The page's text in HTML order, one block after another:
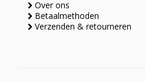
Over ons
Betaalmethoden
Verzenden & retourneren